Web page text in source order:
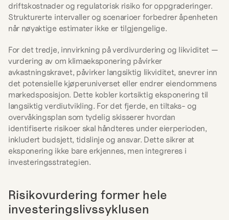
driftskostnader og regulatorisk risiko for oppgraderinger.
Strukturerte intervaller og scenarioer forbedrer åpenheten
når nøyaktige estimater ikke er tilgjengelige.
For det tredje, innvirkning på verdivurdering og likviditet —
vurdering av om klimaeksponering påvirker
avkastningskravet, påvirker langsiktig likviditet, snevrer inn
det potensielle kjøperuniverset eller endrer eiendommens
markedsposisjon. Dette kobler kortsiktig eksponering til
langsiktig verdiutvikling. For det fjerde, en tiltaks- og
overvåkingsplan som tydelig skisserer hvordan
identifiserte risikoer skal håndteres under eierperioden,
inkludert budsjett, tidslinje og ansvar. Dette sikrer at
eksponering ikke bare erkjennes, men integreres i
investeringsstrategien.
Risikovurdering former hele
investeringslivssyklusen